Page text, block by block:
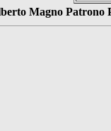
Magno Patrono